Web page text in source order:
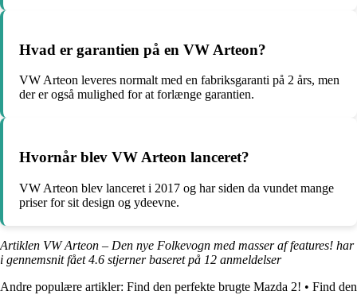
Hvad er garantien på en VW Arteon?
VW Arteon leveres normalt med en fabriksgaranti på 2 års, men
der er også mulighed for at forlænge garantien.
Hvornår blev VW Arteon lanceret?
VW Arteon blev lanceret i 2017 og har siden da vundet mange
priser for sit design og ydeevne.
Artiklen VW Arteon – Den nye Folkevogn med masser af features! har
i gennemsnit fået4.6 stjerner baseret på 12 anmeldelser
Andre populære artikler: Find den perfekte brugte Mazda 2! • Find den